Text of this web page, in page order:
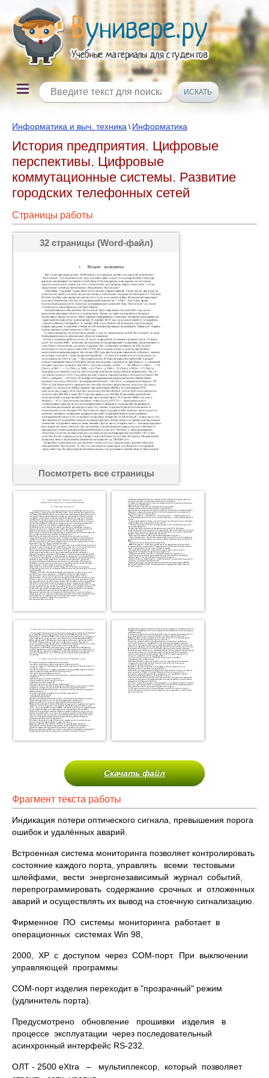
Информатика и выч. техника \ Информатика
История предприятия. Цифровые
перспективы. Цифровые
коммутационные системы. Развитие
городских телефонных сетей
Страницы работы
32 страницы (Word-файл)
Посмотреть все страницы
Скачать файл
Фрагмент текста работы
Индикация потери оптического сигнала, превышения порога
ошибок и удалённых аварий.
Встроенная система мониторинга позволяет контролировать
состояние каждого порта, управлять всеми тестовыми
шлейфами, вести энергонезависимый журнал событий,
перепрограммировать содержание срочных и отложенных
аварий и осуществлять их вывод на стоечную сигнализацию.
Фирменное ПО системы мониторинга работает в
операционных системах Win 98,
2000, XP с доступом через COM-порт. При выключении
управляющей программы
COM-порт изделия переходит в "прозрачный" режим
(удлинитель порта).
Предусмотрено обновление прошивки изделия в
процессе эксплуатации через последовательный
асинхронный интерфейс RS-232.
ОЛТ - 2500 eXtra – мультиплексор, который позволяет